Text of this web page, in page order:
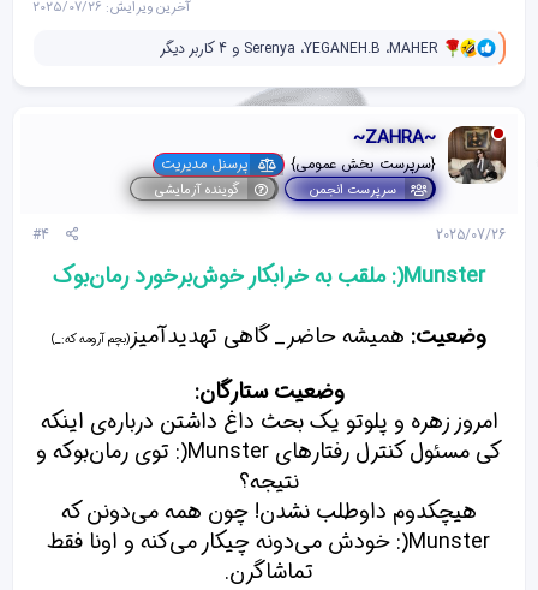
آخرین ویرایش: 2025/07/26
و
ک
ه
[
ی
س
د
:
MAHER، YEGANEH.B، Serenya و 4 کاربر دیگر
~ZAHRA~
{سرپرست بخش عمومی} پرسنل مدیریت
سرپرست انجمن گوینده آزمایشی
2025/07/26
#4
Munster(: ملقب به خرابکار خوش‌برخورد رمان‌بوک
وضعیت: همیشه حاضر_ گاهی تهدید‌آمیز (بچم آرومه که:_)
وضعیت ستارگان:
امروز زهره و پلوتو یک بحث داغ داشتن درباره‌ی اینکه
کی مسئول کنترل رفتارهای Munster(: توی رمان‌بوکه و
نتیجه؟
هیچکدوم داوطلب نشدن! چون همه می‌دونن که
Munster(: خودش می‌دونه چیکار می‌کنه و اونا فقط
تماشاگرن.